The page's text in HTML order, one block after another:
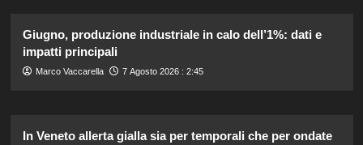
Giugno, produzione industriale in calo dell’1%: dati e
impatti principali
Marco Vaccarella 7 Agosto 2026 : 2:45
In Veneto allerta gialla sia per temporali che per ondate